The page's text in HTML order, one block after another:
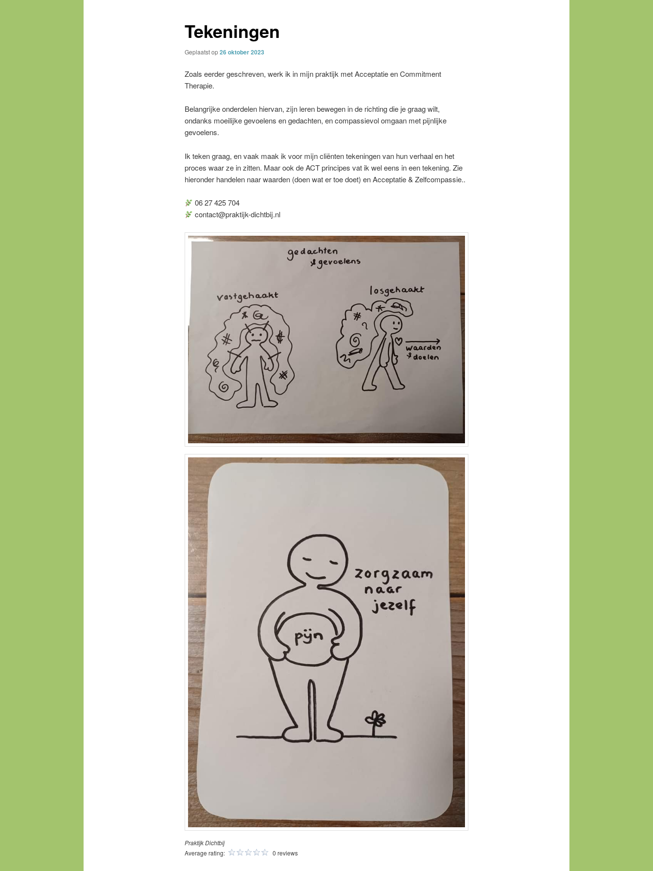
Tekeningen
Geplaatst op26 oktober 2023
Zoals eerder geschreven, werk ik in mijn praktijk met Acceptatie en Commitment
Therapie.
Belangrijke onderdelen hiervan, zijn leren bewegen in de richting die je graag wilt,
ondanks moeilijke gevoelens en gedachten, en compassievol omgaan met pijnlijke
gevoelens.
Ik teken graag, en vaak maak ik voor mijn cliënten tekeningen van hun verhaal en het
proces waar ze in zitten. Maar ook de ACT principes vat ik wel eens in een tekening. Zie
hieronder handelen naar waarden (doen wat er toe doet) en Acceptatie & Zelfcompassie..
06 27 425 704
contact@praktijk-dichtbij.nl
Praktijk Dichtbij
Average rating:
0 reviews